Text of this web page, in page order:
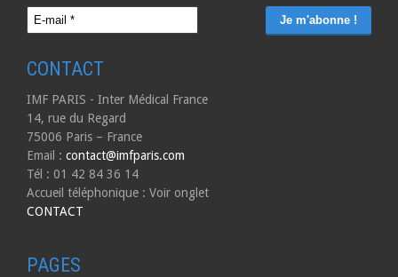
CONTACT
IMF PARIS - Inter Médical France
14, rue du Regard
75006 Paris – France
Email : contact@imfparis.com
Tél : 01 42 84 36 14
Accueil téléphonique : Voir onglet
CONTACT
PAGES